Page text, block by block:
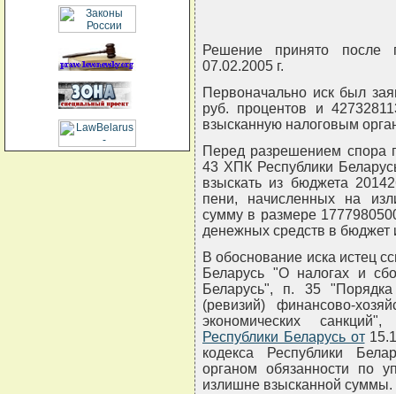
Решение принято после
07.02.2005 г.
Первоначально иск был
руб. процентов и
взысканную налоговым
Перед разрешением спора
43 ХПК Республики
взыскать из бюджета
пени, начисленных на
сумму в размере
денежных средств в бюджет
В обоснование иска истец
Беларусь "О налогах и
Беларусь", п. 35
(ревизий) финансово-
экономических
Республики Беларусь от
кодекса Республики
органом обязанности по
излишне взысканной суммы.